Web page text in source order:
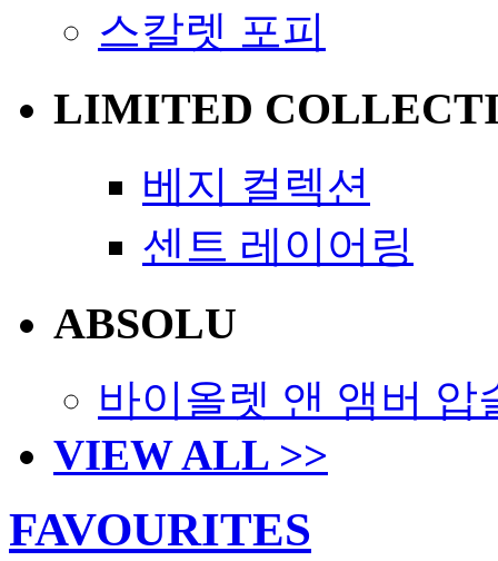
스칼렛 포피
LIMITED
베지 컬렉션
센트 레이어링
ABSOLU
바이올렛 앤 앰버 압
VIEW ALL >>
FAVOURITES